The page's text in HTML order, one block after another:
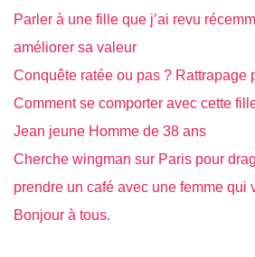
Parler à une fille que j’ai revu
améliorer sa valeur
Conquête ratée ou pas ? Rattrapage
Comment se comporter avec cette
Jean jeune Homme de 38 ans
Cherche wingman sur Paris pour
prendre un café avec une femme qui
Bonjour à tous.